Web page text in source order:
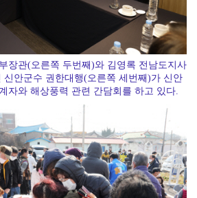
장관(오른쪽 두번째)와 김영록 전남도지사
안군수 권한대행(오른쪽 세번째)가 신안
자와 해상풍력 관련 간담회를 하고 있다.